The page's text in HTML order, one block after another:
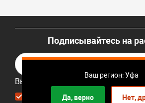
Ваш регион: Уфа
Да, верно Нет,
Подписывайтесь на
Выберите рассылку
Первая кампания